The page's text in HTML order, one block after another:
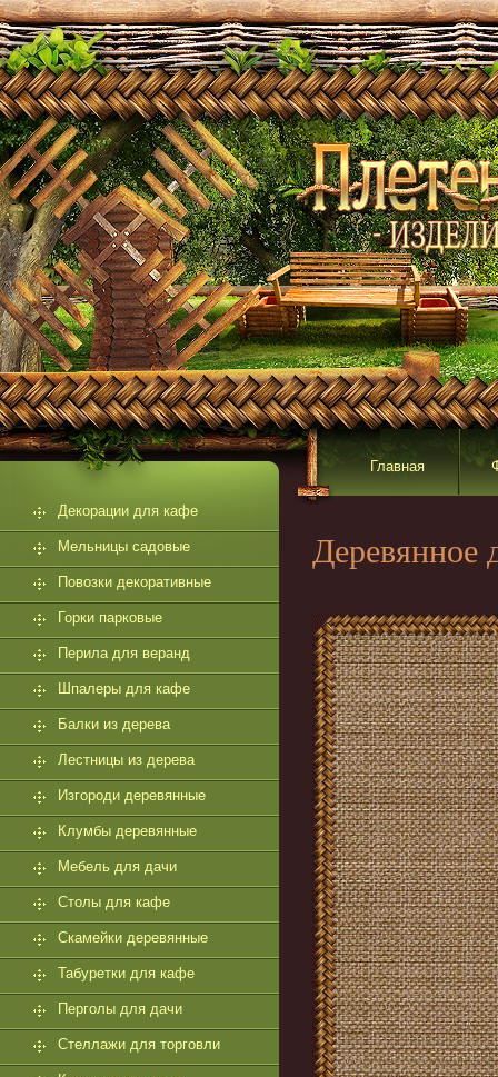
Декорации для кафе
Мельницы садовые
Повозки декоративные
Горки парковые
Перила для веранд
Шпалеры для кафе
Балки из дерева
Лестницы из дерева
Изгороди деревянные
Клумбы деревянные
Мебель для дачи
Столы для кафе
Скамейки деревянные
Табуретки для кафе
Перголы для дачи
Стеллажи для торговли
Главная
Деревянное